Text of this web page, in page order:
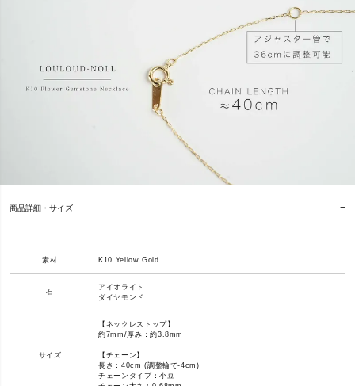
商品詳細・サイズ
素材 K10 Yellow Gold
石
アイオライト
ダイヤモンド
サイズ
【ネックレストップ】
約7mm/厚み：約3.8mm
【チェーン】
長さ：40cm (調整輪で-4cm)
チェーンタイプ：小豆